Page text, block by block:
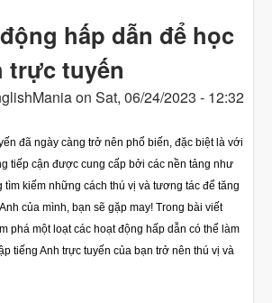
hấp dẫn để học
trực tuyến
on Sat, 06/24/2023 - 12:32
đã ngày càng trở nên phổ biến, đặc biệt là với
tiếp cận được cung cấp bởi các nền tảng như
tìm kiếm những cách thú vị và tương tác để tăng
của mình, bạn sẽ gặp may! Trong bài viết
phá một loạt các hoạt động hấp dẫn có thể làm
tiếng Anh trực tuyến của bạn trở nên thú vị và